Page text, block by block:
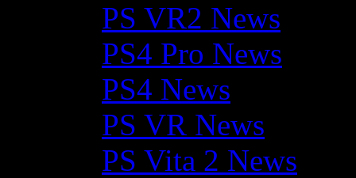
PS VR2 News
PS4 Pro News
PS4 News
PS VR News
PS Vita 2 News